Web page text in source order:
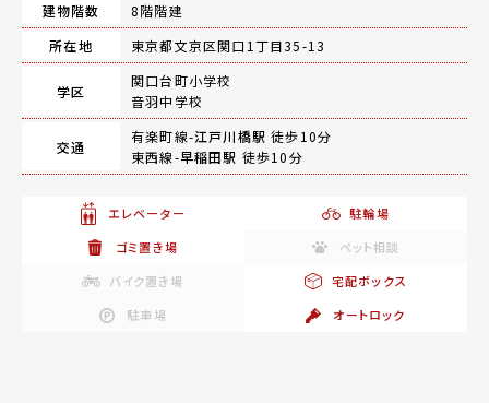
建物階数
8階階建
所在地
東京都文京区関口1丁目35-13
学区
関口台町小学校
音羽中学校
交通
有楽町線-江戸川橋駅 徒歩10分
東西線-早稲田駅 徒歩10分
エレベーター
駐輪場
ゴミ置き場
ペット相談
バイク置き場
宅配ボックス
駐車場
オートロック